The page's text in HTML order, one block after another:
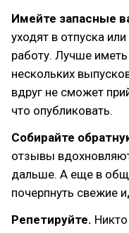
Имейте запасные
уходят в отпуска
работу. Лучше
нескольких
вдруг не сможет
что опубликовать.
Собирайте
отзывы
дальше. А еще в
почерпнуть свежие
Репетируйте.